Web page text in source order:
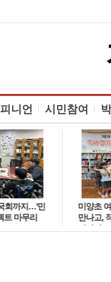
니언 시민참여
까지…'민
무리
미양초 여름
만나고, 작
만나다”